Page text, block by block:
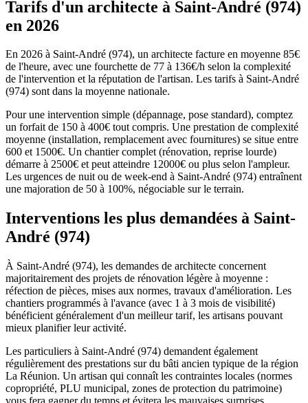
Tarifs d'un architecte à Saint-André (974)
en 2026
En 2026 à Saint-André (974), un architecte facture en moyenne 85€
de l'heure, avec une fourchette de 77 à 136€/h selon la complexité
de l'intervention et la réputation de l'artisan. Les tarifs à Saint-André
(974) sont dans la moyenne nationale.
Pour une intervention simple (dépannage, pose standard), comptez
un forfait de 150 à 400€ tout compris. Une prestation de complexité
moyenne (installation, remplacement avec fournitures) se situe entre
600 et 1500€. Un chantier complet (rénovation, reprise lourde)
démarre à 2500€ et peut atteindre 12000€ ou plus selon l'ampleur.
Les urgences de nuit ou de week-end à Saint-André (974) entraînent
une majoration de 50 à 100%, négociable sur le terrain.
Interventions les plus demandées à Saint-
André (974)
À Saint-André (974), les demandes de architecte concernent
majoritairement des projets de rénovation légère à moyenne :
réfection de pièces, mises aux normes, travaux d'amélioration. Les
chantiers programmés à l'avance (avec 1 à 3 mois de visibilité)
bénéficient généralement d'un meilleur tarif, les artisans pouvant
mieux planifier leur activité.
Les particuliers à Saint-André (974) demandent également
régulièrement des prestations sur du bâti ancien typique de la région
La Réunion. Un artisan qui connaît les contraintes locales (normes
copropriété, PLU municipal, zones de protection du patrimoine)